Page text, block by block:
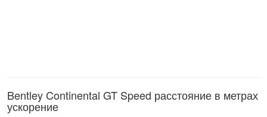
Bentley Continental GT Speed расстояние в метрах
ускорение